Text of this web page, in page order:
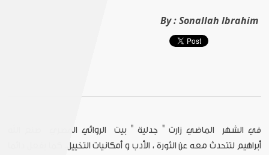
By :Sonallah Ibrahim
في الشهر الماضي زارت " جدلية " بيت الروائي المصري صنع الله
أبراهيم لتتحدث معه عن الثورة ، الأدب و أمكانيات التخييل. كما يفعل دائما